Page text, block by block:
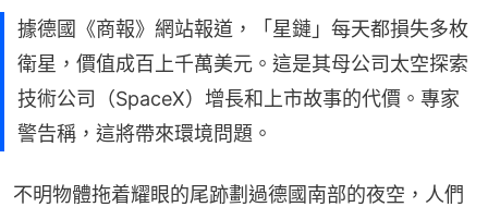
據德國《商報》網站報道，「星鏈」每天都損失多枚
衛星，價值成百上千萬美元。這是其母公司太空探索
技術公司（SpaceX）增長和上市故事的代價。專家
警告稱，這將帶來環境問題。
不明物體拖着耀眼的尾跡劃過德國南部的夜空，人們